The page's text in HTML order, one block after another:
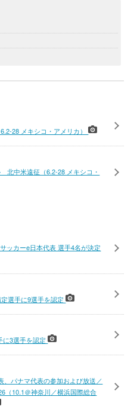
28 メキシコ・アメリカ）
北中米遠征（6.2-28 メキシコ・
ッカーe日本代表 選手4名が決定
選手に9選手を認定
に3選手を認定
、パナマ代表の参加および放送／
10.1＠神奈川／横浜国際総合